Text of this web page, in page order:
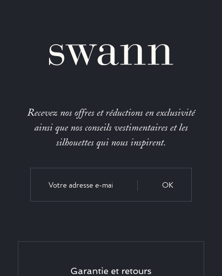
Recevez nos offres et réductions en exclusivité
ainsi que nos conseils vestimentaires et les
silhouettes qui nous inspirent.
OK
Garantie et retours